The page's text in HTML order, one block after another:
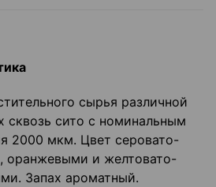
сырья различной
сито с номинальным
2000 мкм. Цвет серовато-
оранжевыми и желтовато-
Запах ароматный.